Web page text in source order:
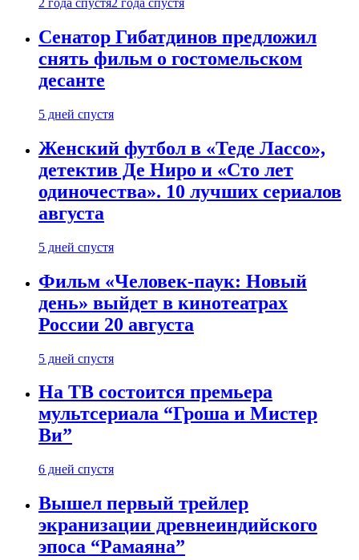
2 года спустя2 года спустя
Сенатор Гибатдинов предложил
снять фильм о гостомельском
десанте
5 дней спустя
Женский футбол в «Теде Лассо»,
детектив Де Ниро и «Сто лет
одиночества». 10 лучших сериалов
августа
5 дней спустя
Фильм «Человек-паук: Новый
день» выйдет в кинотеатрах
России 20 августа
5 дней спустя
На ТВ состоится премьера
мультсериала “Гроша и Мистер
Ви”
6 дней спустя
Вышел первый трейлер
экранизации древнеиндийского
эпоса “Рамаяна”